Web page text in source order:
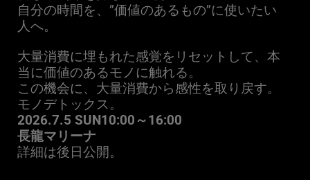
自分の時間を、”価値のあるもの”に使いたい
人へ。
大量消費に埋もれた感覚をリセットして、本
当に価値のあるモノに触れる。
この機会に、大量消費から感性を取り戻す。
モノデトックス。
2026.7.5 SUN10:00～16:00
長龍マリーナ
詳細は後日公開。